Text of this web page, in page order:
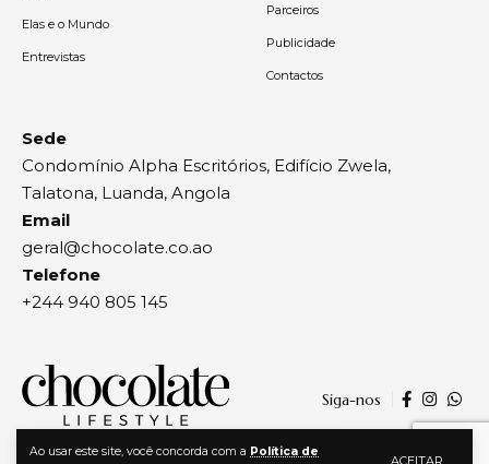
Ao usar este site, você concorda com a Política de
ACEITAR
Elas e o Mundo
Entrevistas
Parceiros
Publicidade
Contactos
Sede
Condomínio Alpha Escritórios, Edifício Zwela,
Talatona, Luanda, Angola
Email
geral@chocolate.co.ao
Telefone
+244 940 805 145
Siga-nos